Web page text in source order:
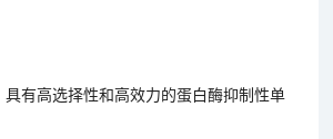
具有高选择性和高效力的蛋白酶抑制性单